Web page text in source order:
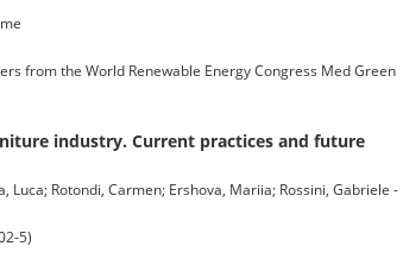
from the World Renewable Energy Congress Med Green
industry. Current practices and future
Luca; Rotondi, Carmen; Ershova, Mariia; Rossini, Gabriele -
5)